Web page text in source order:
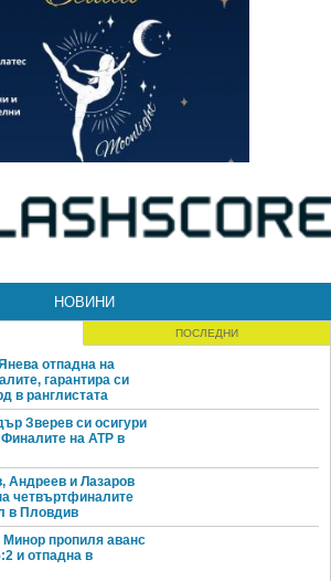
НОВИНИ
ПОСЛЕДНИ
отпадна на
гарантира си
в ранглистата
Зверев си осигури
на ATP в
Андреев и Лазаров
четвъртфиналите
в Пловдив
пропиля аванс
и отпадна в